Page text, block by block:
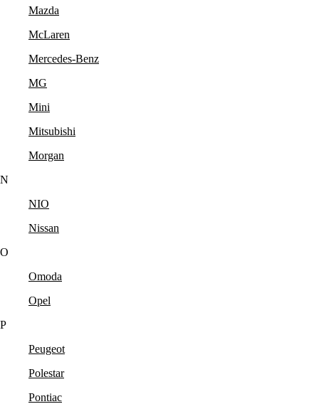
Mazda
McLaren
Mercedes-Benz
MG
Mini
Mitsubishi
Morgan
N
NIO
Nissan
O
Omoda
Opel
P
Peugeot
Polestar
Pontiac